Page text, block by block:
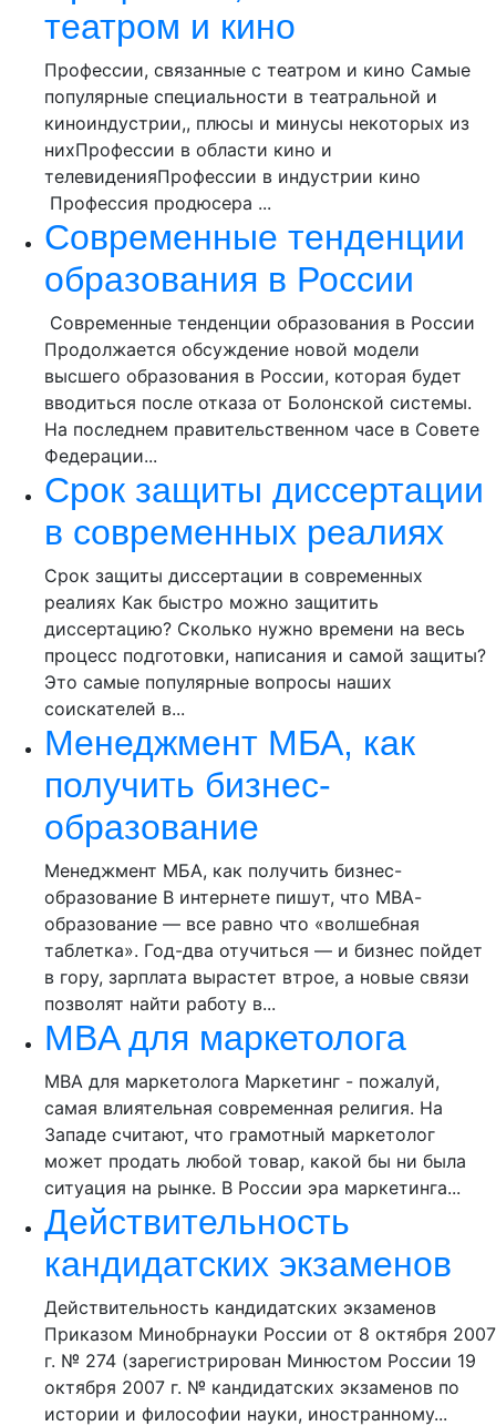
театром и кино
Профессии, связанные с театром и кино Самые
популярные специальности в театральной и
киноиндустрии,, плюсы и минусы некоторых из
нихПрофессии в области кино и
телевиденияПрофессии в индустрии кино
Профессия продюсера ...
Современные тенденции
образования в России
Современные тенденции образования в России
Продолжается обсуждение новой модели
высшего образования в России, которая будет
вводиться после отказа от Болонской системы.
На последнем правительственном часе в Совете
Федерации...
Срок защиты диссертации
в современных реалиях
Срок защиты диссертации в современных
реалиях Как быстро можно защитить
диссертацию? Сколько нужно времени на весь
процесс подготовки, написания и самой защиты?
Это самые популярные вопросы наших
соискателей в...
Менеджмент МБА, как
получить бизнес-
образование
Менеджмент МБА, как получить бизнес-
образование В интернете пишут, что МВА-
образование — все равно что «волшебная
таблетка». Год-два отучиться — и бизнес пойдет
в гору, зарплата вырастет втрое, а новые связи
позволят найти работу в...
MBA для маркетолога
MBA для маркетолога Маркетинг - пожалуй,
самая влиятельная современная религия. На
Западе считают, что грамотный маркетолог
может продать любой товар, какой бы ни была
ситуация на рынке. В России эра маркетинга...
Действительность
кандидатских экзаменов
Действительность кандидатских экзаменов
Приказом Минобрнауки России от 8 октября 2007
г. № 274 (зарегистрирован Минюстом России 19
октября 2007 г. № кандидатских экзаменов по
истории и философии науки, иностранному...